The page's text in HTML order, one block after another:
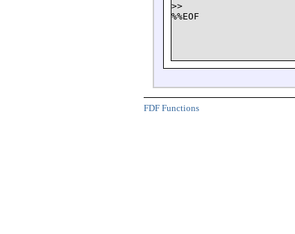
>>
FDF Functions